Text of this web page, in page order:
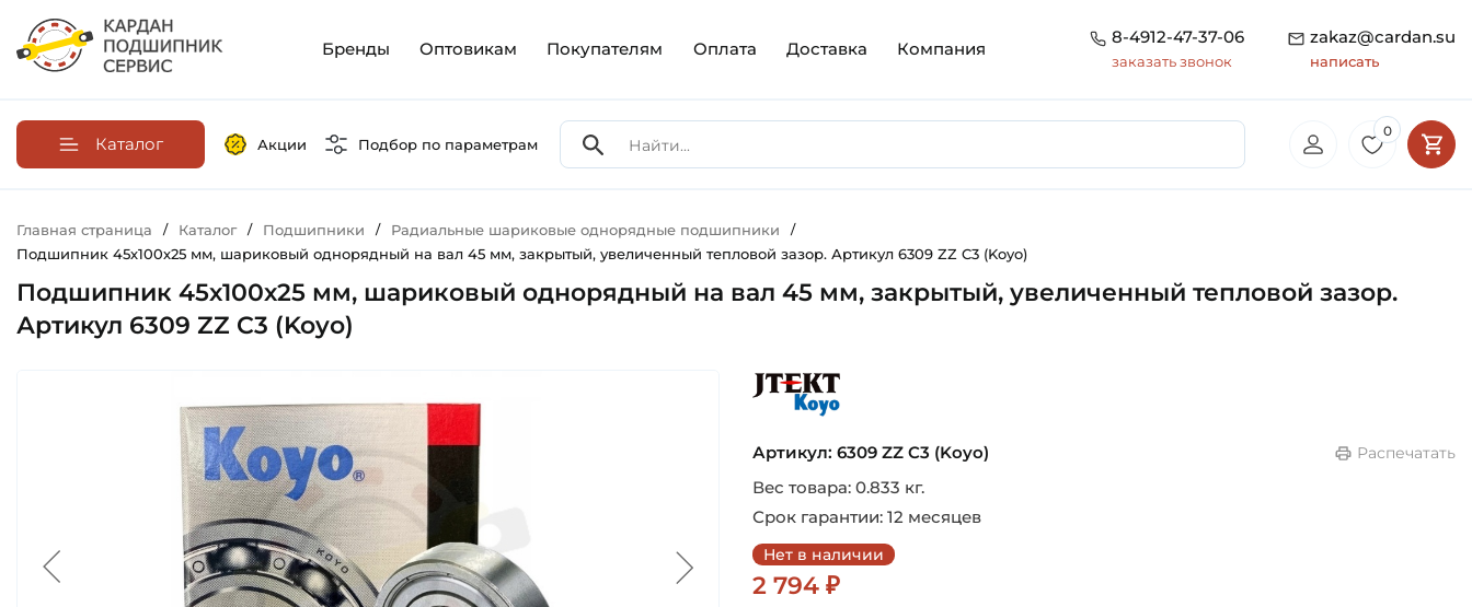
Бренды Оптовикам Покупателям Оплата Доставка Компания
8-4912-47-37-06
заказать звонок
zakaz@cardan.su
написать
Каталог Акции Подбор по параметрам
0
Главная страница / Каталог / Подшипники / Радиальные шариковые однорядные подшипники /
Подшипник 45х100х25 мм, шариковый однорядный на вал 45 мм, закрытый, увеличенный тепловой зазор. Артикул 6309 ZZ C3 (Koyo)
Подшипник 45х100х25 мм, шариковый однорядный на вал 45 мм, закрытый, увеличенный тепловой зазор.
Артикул 6309 ZZ C3 (Koyo)
Артикул: 6309 ZZ C3 (Koyo)
Распечатать
Вес товара: 0.833 кг.
Срок гарантии: 12 месяцев
Нет в наличии
2 794 ₽